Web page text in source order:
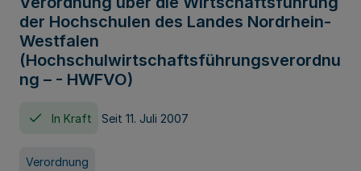
der Hochschulen des Landes Nordrhein-
Westfalen
(Hochschulwirtschaftsführungsverordnu
ng – - HWFVO)
In Kraft Seit 11. Juli 2007
Verordnung